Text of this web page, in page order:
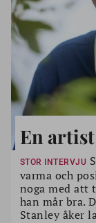
En
STOR INTERVJU
varma och
noga med att
han mår bra.
Stanley åker